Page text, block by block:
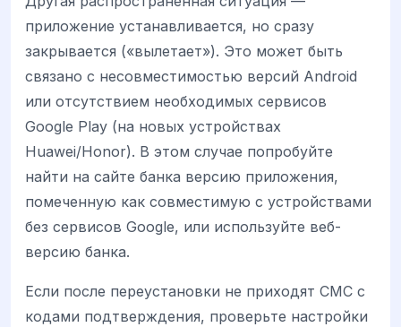
приложение устанавливается, но сразу
закрывается («вылетает»). Это может быть
связано с несовместимостью версий Android
или отсутствием необходимых сервисов
Google Play (на новых устройствах
Huawei/Honor). В этом случае попробуйте
найти на сайте банка версию приложения,
помеченную как совместимую с устройствами
без сервисов Google, или используйте веб-
версию банка.
Если после переустановки не приходят СМС с
кодами подтверждения, проверьте настройки